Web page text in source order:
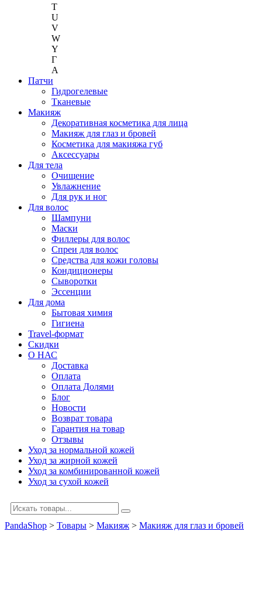
T
U
V
W
Y
Г
A
Патчи
Гидрогелевые
Тканевые
Макияж
Декоративная косметика для лица
Макияж для глаз и бровей
Косметика для макияжа губ
Аксессуары
Для тела
Очищение
Увлажнение
Для рук и ног
Для волос
Шампуни
Маски
Филлеры для волос
Спреи для волос
Средства для кожи головы
Кондиционеры
Сыворотки
Эссенции
Для дома
Бытовая химия
Гигиена
Travel-формат
Скидки
О НАС
Доставка
Оплата
Оплата Долями
Блог
Новости
Возврат товара
Гарантия на товар
Отзывы
Уход за нормальной кожей
Уход за жирной кожей
Уход за комбинированной кожей
Уход за сухой кожей
PandaShop > Товары > Макияж > Макияж для глаз и бровей